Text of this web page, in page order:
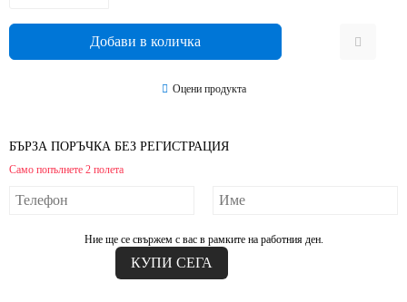
Оцени продукта
БЪРЗА ПОРЪЧКА БЕЗ РЕГИСТРАЦИЯ
Само попълнете 2 полета
Ние ще се свържем с вас в рамките на работния ден.